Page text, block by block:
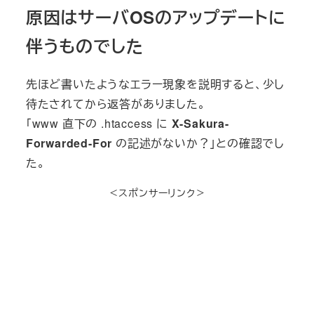
原因はサーバOSのアップデートに
伴うものでした
先ほど書いたようなエラー現象を説明すると、少し
待たされてから返答がありました。
「www 直下の .htaccess に X-Sakura-
Forwarded-For の記述がないか？」との確認でし
た。
＜スポンサーリンク＞